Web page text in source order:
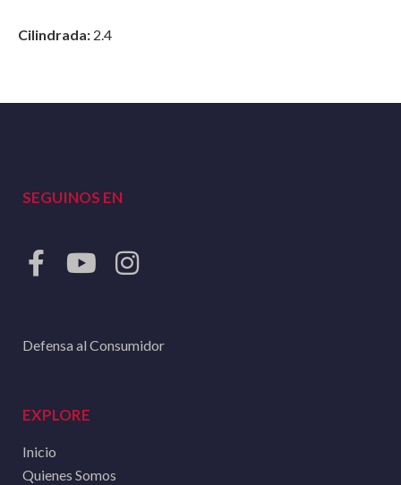
Cilindrada: 2.4
SEGUINOS EN
Defensa al Consumidor
EXPLORE
Inicio
Quienes Somos